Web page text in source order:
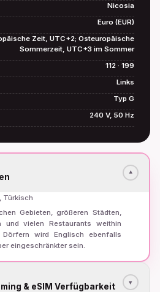
Nicosia
Euro (EUR)
Zeit, UTC+2; Osteuropäische
Sommerzeit, UTC+3 im Sommer
112 · 199
Links
Typ G
240 V, 50 Hz
▾
Türkisch
Gebieten, größeren Städten,
und vielen Restaurants weithin
wird Englisch ebenfalls
eingeschränkter sein.
& eSIM Verfügbarkeit ▾